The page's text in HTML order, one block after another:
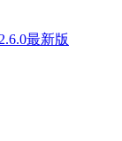
最新版